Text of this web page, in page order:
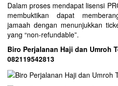
Dalam proses mendapat lisensi
membuktikan dapat
jamaah dengan menunjukkan
yang “non-refundable”.
Biro Perjalanan Haji dan Umroh
082119542813